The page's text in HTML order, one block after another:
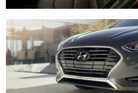
тормоза: Дисковые
тормоза: Дисковые
Санкт-
5 лет или